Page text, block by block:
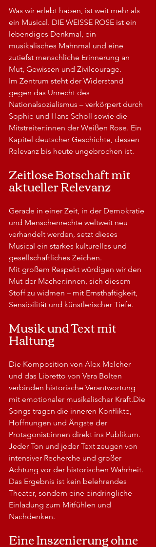
Was wir erlebt haben, ist weit mehr als
ein Musical. DIE WEISSE ROSE ist ein
lebendiges Denkmal, ein
musikalisches Mahnmal und eine
zutiefst menschliche Erinnerung an
Mut, Gewissen und Zivilcourage.
Im Zentrum steht der Widerstand
gegen das Unrecht des
Nationalsozialismus – verkörpert durch
Sophie und Hans Scholl sowie die
Mitstreiter:innen der Weißen Rose. Ein
Kapitel deutscher Geschichte, dessen
Relevanz bis heute ungebrochen ist.
Zeitlose Botschaft mit
aktueller Relevanz
Gerade in einer Zeit, in der Demokratie
und Menschenrechte weltweit neu
verhandelt werden, setzt dieses
Musical ein starkes kulturelles und
gesellschaftliches Zeichen.
Mit großem Respekt würdigen wir den
Mut der Macher:innen, sich diesem
Stoff zu widmen – mit Ernsthaftigkeit,
Sensibilität und künstlerischer Tiefe.
Musik und Text mit
Haltung
Die Komposition von Alex Melcher
und das Libretto von Vera Bolten
verbinden historische Verantwortung
mit emotionaler musikalischer Kraft.Die
Songs tragen die inneren Konflikte,
Hoffnungen und Ängste der
Protagonist:innen direkt ins Publikum.
Jeder Ton und jeder Text zeugen von
intensiver Recherche und großer
Achtung vor der historischen Wahrheit.
Das Ergebnis ist kein belehrendes
Theater, sondern eine eindringliche
Einladung zum Mitfühlen und
Nachdenken.
Eine Inszenierung ohne